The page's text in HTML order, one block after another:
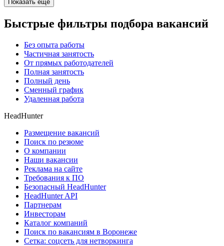
Показать ещё
Быстрые фильтры подбора вакансий
Без опыта работы
Частичная занятость
От прямых работодателей
Полная занятость
Полный день
Сменный график
Удаленная работа
HeadHunter
Размещение вакансий
Поиск по резюме
О компании
Наши вакансии
Реклама на сайте
Требования к ПО
Безопасный HeadHunter
HeadHunter API
Партнерам
Инвесторам
Каталог компаний
Поиск по вакансиям в Воронеже
Сетка: соцсеть для нетворкинга